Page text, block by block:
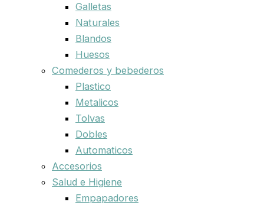
Galletas
Naturales
Blandos
Huesos
Comederos y bebederos
Plastico
Metalicos
Tolvas
Dobles
Automaticos
Accesorios
Salud e Higiene
Empapadores